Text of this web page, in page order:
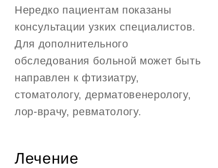
Нередко пациентам показаны
консультации узких специалистов.
Для дополнительного
обследования больной может быть
направлен к фтизиатру,
стоматологу, дерматовенерологу,
лор-врачу, ревматологу.
Лечение